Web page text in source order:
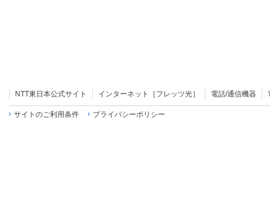
NTT東日本公式サイト インターネット［フレッツ光］ 電話/通信機器
サイトのご利用条件 プライバシーポリシー